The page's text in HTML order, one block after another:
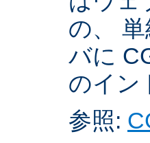
の、
バに
のイン
参照: